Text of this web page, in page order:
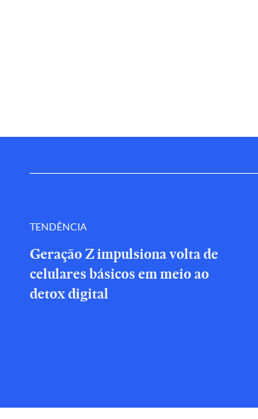
TENDÊNCIA
Geração Z impulsiona volta de
celulares básicos em meio ao
detox digital